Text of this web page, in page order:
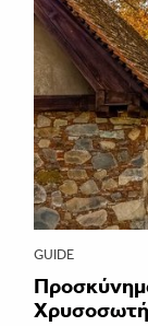
GUIDE